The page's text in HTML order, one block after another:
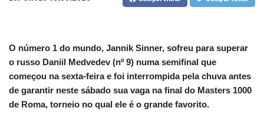
O número 1 do mundo, Jannik Sinner, sofreu para superar
o russo Daniil Medvedev (nº 9) numa semifinal que
começou na sexta-feira e foi interrompida pela chuva antes
de garantir neste sábado sua vaga na final do Masters 1000
de Roma, torneio no qual ele é o grande favorito.